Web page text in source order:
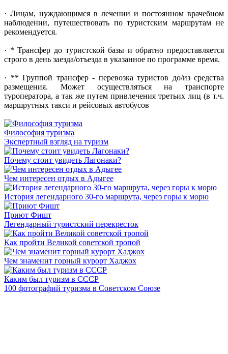
· Лицам, нуждающимся в лечении и постоянном врачебном
наблюдении, путешествовать по туристским маршрутам не
рекомендуется.
· * Трансфер до туристской базы и обратно предоставляется
строго в день заезда/отъезда в указанное по программе время.
· ** Группой трансфер - перевозка туристов до/из средства
размещения. Может осуществляться на транспорте
туроператора, а так же путем привлечения третьих лиц (в т.ч.
маршрутных такси и рейсовых автобусов
Философия туризма
Экспертный взгляд на туризм
Почему стоит увидеть Лагонаки?
Чем интересен отдых в Адыгее
История легендарного 30-го маршрута, через горы к морю
Приют Фишт
Легендарный туристский перекресток
Как пройти Великой советской тропой
Чем знаменит горный курорт Хаджох
Каким был туризм в СССР
100 фотографий туризма в Советском Союзе